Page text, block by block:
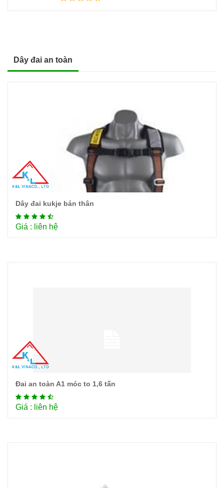
Dây đai an toàn
Dây đai kukje bán thân
Giá : liên hệ
Chi tiết
Đai an toàn A1 móc to 1,6 tấn
Giá : liên hệ